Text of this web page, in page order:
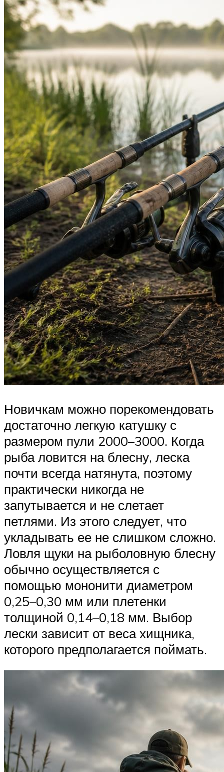
Новичкам можно порекомендовать
достаточно легкую катушку с
размером пули 2000–3000. Когда
рыба ловится на блесну, леска
почти всегда натянута, поэтому
практически никогда не
запутывается и не слетает
петлями. Из этого следует, что
укладывать ее не слишком сложно.
Ловля щуки на рыболовную блесну
обычно осуществляется с
помощью мононити диаметром
0,25–0,30 мм или плетенки
толщиной 0,14–0,18 мм. Выбор
лески зависит от веса хищника,
которого предполагается поймать.